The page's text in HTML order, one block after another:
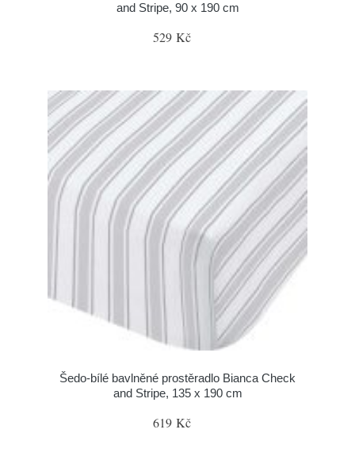
and Stripe, 90 x 190 cm
529 Kč
Šedo-bílé bavlněné prostěradlo Bianca Check
and Stripe, 135 x 190 cm
619 Kč